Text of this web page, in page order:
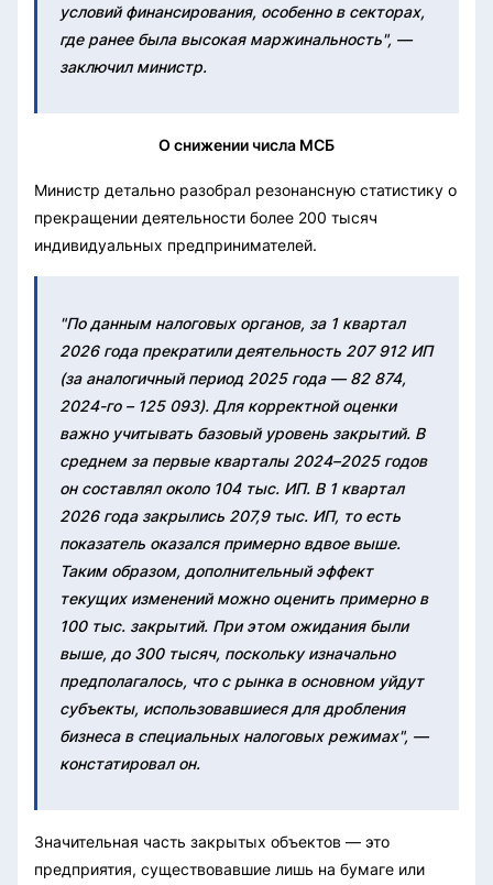
условий финансирования, особенно в секторах,
где ранее была высокая маржинальность", —
заключил министр.
О снижении числа МСБ
Министр детально разобрал резонансную статистику о
прекращении деятельности более 200 тысяч
индивидуальных предпринимателей.
"По данным налоговых органов, за 1 квартал
2026 года прекратили деятельность 207 912 ИП
(за аналогичный период 2025 года — 82 874,
2024-го – 125 093). Для корректной оценки
важно учитывать базовый уровень закрытий. В
среднем за первые кварталы 2024–2025 годов
он составлял около 104 тыс. ИП. В 1 квартал
2026 года закрылись 207,9 тыс. ИП, то есть
показатель оказался примерно вдвое выше.
Таким образом, дополнительный эффект
текущих изменений можно оценить примерно в
100 тыс. закрытий. При этом ожидания были
выше, до 300 тысяч, поскольку изначально
предполагалось, что с рынка в основном уйдут
субъекты, использовавшиеся для дробления
бизнеса в специальных налоговых режимах", —
констатировал он.
Значительная часть закрытых объектов — это
предприятия, существовавшие лишь на бумаге или